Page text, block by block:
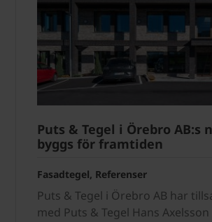
Puts & Tegel i Örebro AB:s
byggs för framtiden
Fasadtegel, Referenser
Puts & Tegel i Örebro AB har
med Puts & Tegel Hans